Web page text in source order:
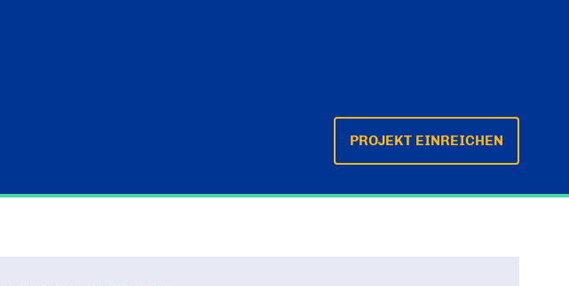
PROJEKT EINREICHEN